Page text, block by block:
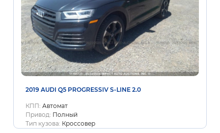
2019 AUDI Q5 PROGRESSIV S-LINE 2.0
КПП: Автомат
Привод: Полный
Тип кузова: Кроссовер